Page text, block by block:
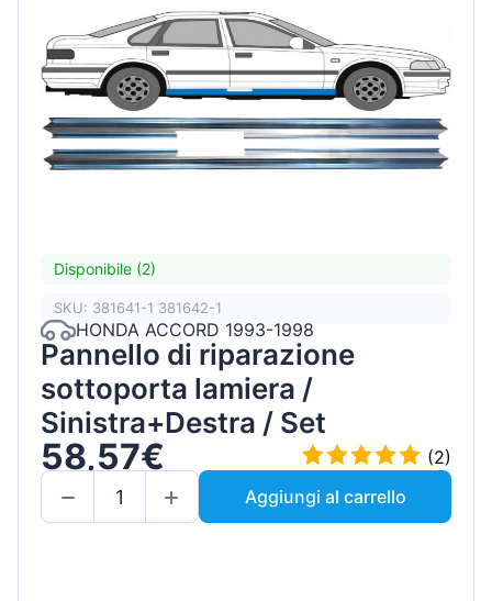
Disponibile (2)
SKU: 381641-1 381642-1
HONDA ACCORD 1993-1998
Pannello di riparazione
sottoporta lamiera /
Sinistra+Destra / Set
58,57€
(2)
Aggiungi al carrello